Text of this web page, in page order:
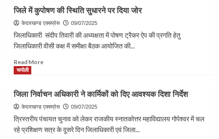
करें
बैंकर्स:
जिलाधिकारी
यूसीसी
के
तहत
विवाह
पंजीकरण
26
जुलाई
जिले में कुपोषण की स्थिति सुधारने पर दिया जोर
केदारखण्ड एक्सप्रेस 09/07/2025
जिलाधिकारी संदीप तिवारी की अध्यक्षता में पोषण ट्रैकर ऐप की प्रगति हेतु
जिलाधिकारी वीसी कक्ष में समीक्षा बैठक आयोजित की...
Read MoreRead
में
कुपोषण
की
सुधारने
चमोली
जिला निर्वाचन अधिकारी ने कार्मिकों को दिए आवश्यक दिशा निर्देश
केदारखण्ड एक्सप्रेस 09/07/2025
त्रिस्तरीय पंचायत चुनाव को लेकर राजकीय स्नातकोत्तर महाविद्यालय गोपेश्वर में चल
रहे प्रशिक्षण सत्र के दूसरे दिन जिलाधिकारी एवं जिला...